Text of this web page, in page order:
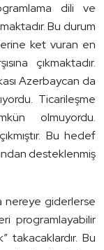
dili ve
Bu durum
ket vuran en
çıkmaktadır.
Azerbaycan da
Ticarileşme
olmuyordu.
Bu hedef
desteklenmiş
nereye giderlerse
programlayabilir
takacaklardır. Bu